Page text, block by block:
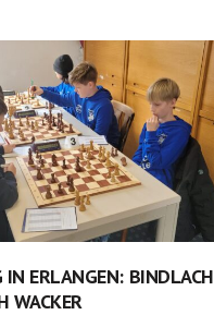
IN ERLANGEN: BINDLACH
WACKER